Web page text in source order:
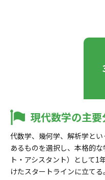
現代数学の主
代数学、幾何学、解析学と
あるものを選択し、本格的
ト・アシスタント）として1
けたスタートラインに立てる。